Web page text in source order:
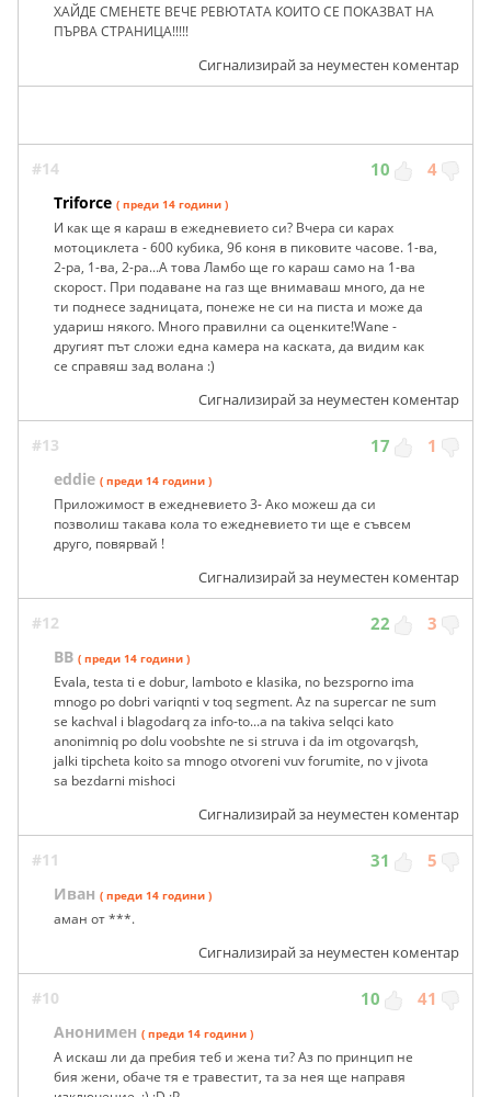
ХАЙДЕ СМЕНЕТЕ ВЕЧЕ РЕВЮТАТА КОИТО СЕ ПОКАЗВАТ НА
ПЪРВА СТРАНИЦА!!!!!
Сигнализирай за неуместен коментар
#14 10 4
Triforce ( преди 14 години )
И как ще я караш в ежедневието си? Вчера си карах
мотоциклета - 600 кубика, 96 коня в пиковите часове. 1-ва,
2-ра, 1-ва, 2-ра...А това Ламбо ще го караш само на 1-ва
скорост. При подаване на газ ще внимаваш много, да не
ти поднесе задницата, понеже не си на писта и може да
удариш някого. Много правилни са оценките!Wane -
другият път сложи една камера на каската, да видим как
се справяш зад волана :)
Сигнализирай за неуместен коментар
#13 17 1
eddie ( преди 14 години )
Приложимост в ежедневието 3- Ако можеш да си
позволиш такава кола то ежедневието ти ще е съвсем
друго, повярвай !
Сигнализирай за неуместен коментар
#12 22 3
BB ( преди 14 години )
Evala, testa ti e dobur, lamboto e klasika, no bezsporno ima
mnogo po dobri variqnti v toq segment. Az na supercar ne sum
se kachval i blagodarq za info-to...a na takiva selqci kato
anonimniq po dolu voobshte ne si struva i da im otgovarqsh,
jalki tipcheta koito sa mnogo otvoreni vuv forumite, no v jivota
sa bezdarni mishoci
Сигнализирай за неуместен коментар
#11 31 5
Иван ( преди 14 години )
аман от ***.
Сигнализирай за неуместен коментар
#10 10 41
Анонимен ( преди 14 години )
А искаш ли да пребия теб и жена ти? Аз по принцип не
бия жени, обаче тя е травестит, та за нея ще направя